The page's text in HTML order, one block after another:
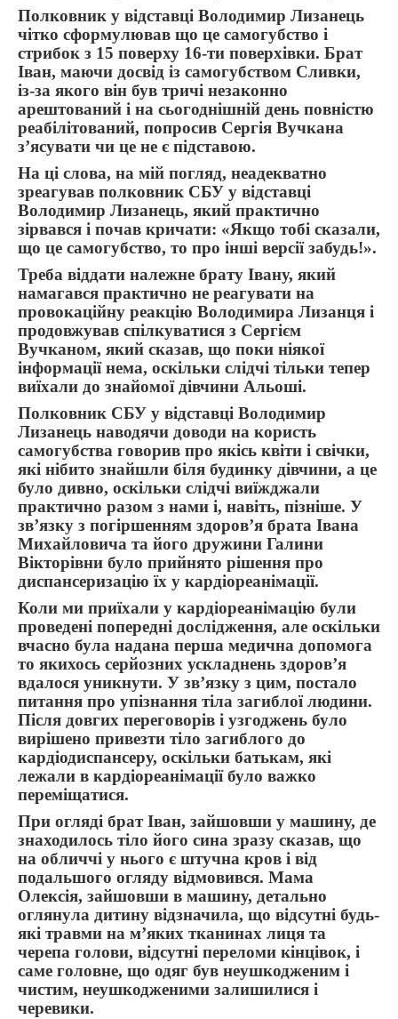
Полковник у відставці Володимир Лизанець
чітко сформулював що це самогубство і
стрибок з 15 поверху 16-ти поверхівки. Брат
Іван, маючи досвід із самогубством Сливки,
із-за якого він був тричі незаконно
арештований і на сьогоднішній день повністю
реабілітований, попросив Сергія Вучкана
з’ясувати чи це не є підставою.
На ці слова, на мій погляд, неадекватно
зреагував полковник СБУ у відставці
Володимир Лизанець, який практично
зірвався і почав кричати: «Якщо тобі сказали,
що це самогубство, то про інші версії забудь!».
Треба віддати належне брату Івану, який
намагався практично не реагувати на
провокаційну реакцію Володимира Лизанця і
продовжував спілкуватися з Сергієм
Вучканом, який сказав, що поки ніякої
інформації нема, оскільки слідчі тільки тепер
виїхали до знайомої дівчини Альоші.
Полковник СБУ у відставці Володимир
Лизанець наводячи доводи на користь
самогубства говорив про якісь квіти і свічки,
які нібито знайшли біля будинку дівчини, а це
було дивно, оскільки слідчі виїжджали
практично разом з нами і, навіть, пізніше. У
зв’язку з погіршенням здоров’я брата Івана
Михайловича та його дружини Галини
Вікторівни було прийнято рішення про
диспансеризацію їх у кардіореанімації.
Коли ми приїхали у кардіореанімацію були
проведені попередні дослідження, але оскільки
вчасно була надана перша медична допомога
то якихось серйозних ускладнень здоров’я
вдалося уникнути. У зв’язку з цим, постало
питання про упізнання тіла загиблої людини.
Після довгих переговорів і узгоджень було
вирішено привезти тіло загиблого до
кардіодиспансеру, оскільки батькам, які
лежали в кардіореанімації було важко
переміщатися.
При огляді брат Іван, зайшовши у машину, де
знаходилось тіло його сина зразу сказав, що
на обличчі у нього є штучна кров і від
подальшого огляду відмовився. Мама
Олексія, зайшовши в машину, детально
оглянула дитину відзначила, що відсутні будь-
які травми на м’яких тканинах лиця та
черепа голови, відсутні переломи кінцівок, і
саме головне, що одяг був неушкодженим і
чистим, неушкодженими залишилися і
черевики.